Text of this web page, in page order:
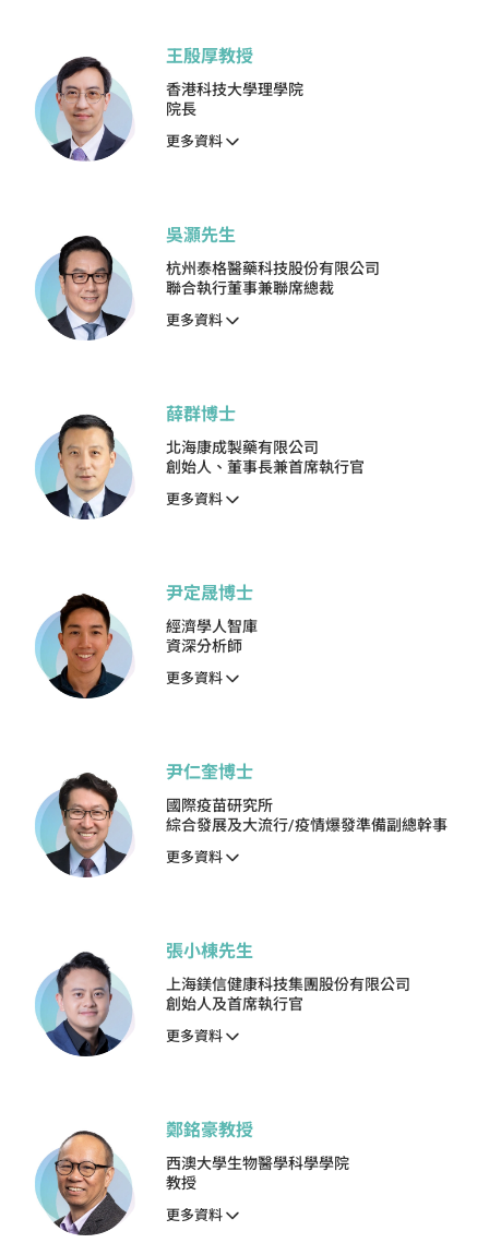
王殷厚教授
香港科技大學理學院
院長
更多資料
吳灝先生
杭州泰格醫藥科技股份有限公司
聯合執行董事兼聯席總裁
更多資料
薛群博士
北海康成製藥有限公司
創始人、董事長兼首席執行官
更多資料
尹定晟博士
經濟學人智庫
資深分析師
更多資料
尹仁奎博士
國際疫苗研究所
綜合發展及大流行/疫情爆發準備副總幹事
更多資料
張小棟先生
上海鎂信健康科技集團股份有限公司
創始人及首席執行官
更多資料
鄭銘豪教授
西澳大學生物醫學科學學院
教授
更多資料